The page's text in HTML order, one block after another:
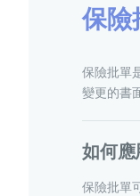
危疾保
寵物保險
龜鳥保險
保險
保險批單
變更的書
如何應
保險批單